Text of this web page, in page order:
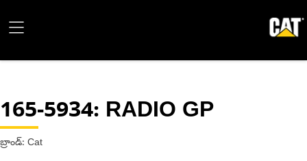
165-5934: RADIO GP
బ్రాండ్: Cat